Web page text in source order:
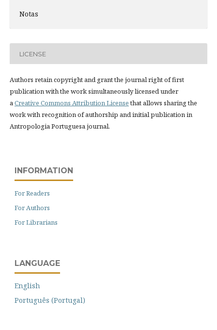
Notas
LICENSE
Authors retain copyright and grant the journal right of first
publication with the work simultaneously licensed under
aCreative Commons Attribution Licensethat allows sharing the
work with recognition of authorship and initial publication in
Antropologia Portuguesa journal.
INFORMATION
For Readers
For Authors
For Librarians
LANGUAGE
English
Português (Portugal)